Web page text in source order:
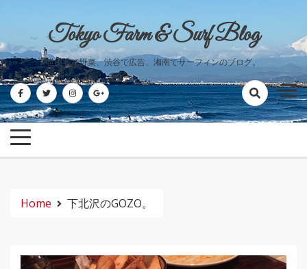
content
Tokyo Farm & Surf Blog
世田谷で野菜、渋谷で広告、湘南でサーフィンのブログ。
Home 下北沢のGOZO。